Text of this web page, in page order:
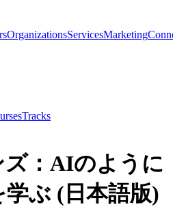
OrganizationsServicesMarketing
Tracks
：AIのように
ぶ (日本語版)